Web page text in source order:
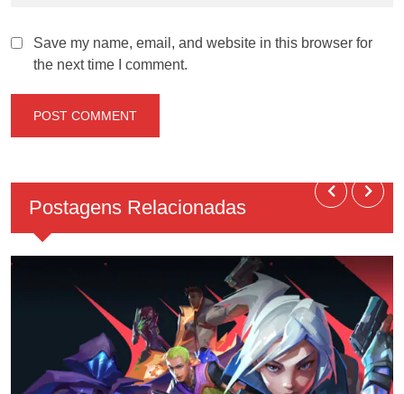
Save my name, email, and website in this browser for
the next time I comment.
Postagens Relacionadas